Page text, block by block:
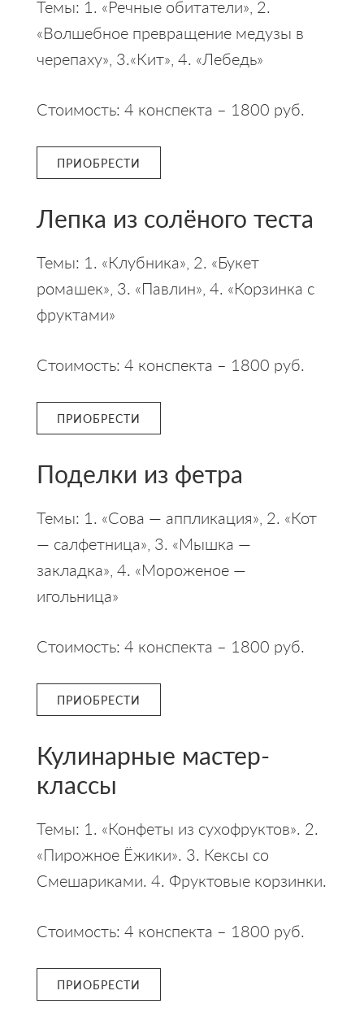
Темы: 1. «Речные обитатели», 2.
«Волшебное превращение медузы в
черепаху», 3.«Кит», 4. «Лебедь»
Стоимость: 4 конспекта – 1800 руб.
ПРИОБРЕСТИ
Лепка из солёного теста
Темы: 1. «Клубника», 2. «Букет
ромашек», 3. «Павлин», 4. «Корзинка с
фруктами»
Стоимость: 4 конспекта – 1800 руб.
ПРИОБРЕСТИ
Поделки из фетра
Темы: 1. «Сова — аппликация», 2. «Кот
— салфетница», 3. «Мышка —
закладка», 4. «Мороженое —
игольница»
Стоимость: 4 конспекта – 1800 руб.
ПРИОБРЕСТИ
Кулинарные мастер-
классы
Темы: 1. «Конфеты из сухофруктов». 2.
«Пирожное Ёжики». 3. Кексы со
Смешариками. 4. Фруктовые корзинки.
Стоимость: 4 конспекта – 1800 руб.
ПРИОБРЕСТИ